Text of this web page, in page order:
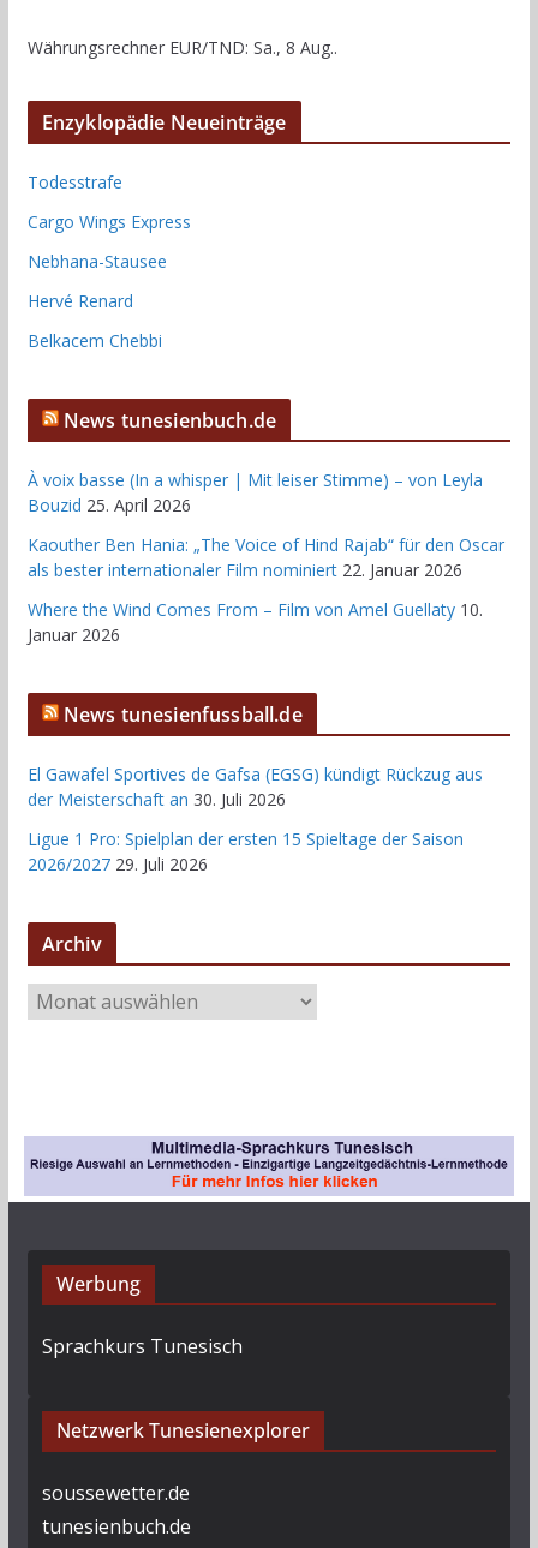
Währungsrechner EUR/TND: Sa., 8 Aug..
Enzyklopädie Neueinträge
Todesstrafe
Cargo Wings Express
Nebhana-Stausee
Hervé Renard
Belkacem Chebbi
News tunesienbuch.de
À voix basse (In a whisper | Mit leiser Stimme) – von Leyla
Bouzid 25. April 2026
Kaouther Ben Hania: „The Voice of Hind Rajab“ für den Oscar
als bester internationaler Film nominiert 22. Januar 2026
Where the Wind Comes From – Film von Amel Guellaty 10.
Januar 2026
News tunesienfussball.de
El Gawafel Sportives de Gafsa (EGSG) kündigt Rückzug aus
der Meisterschaft an 30. Juli 2026
Ligue 1 Pro: Spielplan der ersten 15 Spieltage der Saison
2026/2027 29. Juli 2026
Archiv
r
Werbung
Sprachkurs Tunesisch
Netzwerk Tunesienexplorer
soussewetter.de
tunesienbuch.de